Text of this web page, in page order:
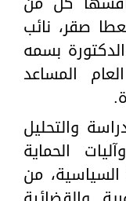
صقر، نائب
بسمه
المساعد
والتحليل
الحماية
من